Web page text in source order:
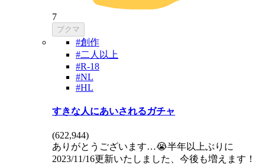
7
ブクマ
#創作
#二人以上
#R-18
#NL
#HL
すきな人にあいされるガチャ
(622,944)
ありがとうございます…😭半年以上ぶりに
2023/11/16更新いたしました、今後も増えます！